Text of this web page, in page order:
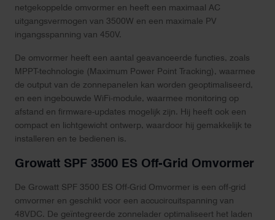
netgekoppelde omvormer en heeft een maximaal AC
uitgangsvermogen van 3500W en een maximale PV
ingangsspanning van 450V.
De omvormer heeft een aantal geavanceerde functies, zoals
MPPT-technologie (Maximum Power Point Tracking), waarmee
de output van de zonnepanelen kan worden geoptimaliseerd,
en een ingebouwde WiFi-module, waarmee monitoring op
afstand en firmware-updates mogelijk zijn. Hij heeft ook een
compact en lichtgewicht ontwerp, waardoor hij gemakkelijk te
installeren en te bedienen is.
Growatt SPF 3500 ES Off-Grid Omvormer
De Growatt SPF 3500 ES Off-Grid Omvormer is een off-grid
omvormer en geschikt voor een accucircuitspanning van
48VDC. De geïntegreerde zonnelader optimaliseert het laden